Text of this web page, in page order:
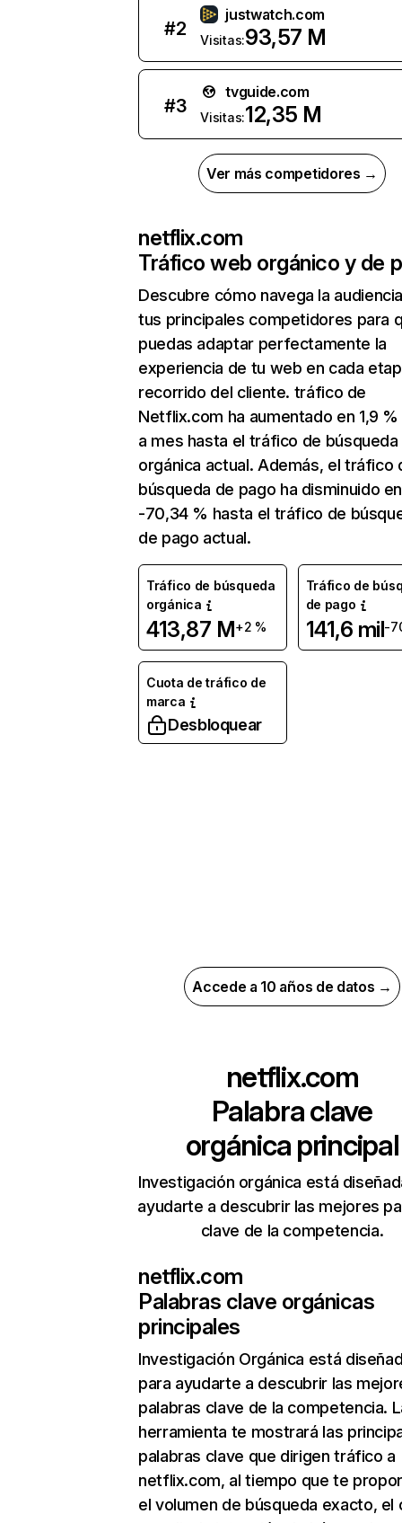
#2
justwatch.com
Visitas:93,57 M
#3
tvguide.com
Visitas:12,35 M
Ver más competidores →
netflix.com
Tráfico web orgánico y de
Descubre cómo navega la
tus principales competidores para
puedas adaptar perfectamente la
experiencia de tu web en cada
recorrido del cliente. tráfico de
Netflix.com ha aumentado en 1,9
a mes hasta el tráfico de búsqueda
orgánica actual. Además, el tráfico
búsqueda de pago ha disminuido en
-70,34 % hasta el tráfico de
de pago actual.
Tráfico de búsqueda
orgánica
413,87 M+2 %
Tráfico de
de pago
141,6 mil-
Cuota de tráfico de
marca
Desbloquear
Accede a 10 años de datos →
netflix.com
Palabra clave
orgánica principal
Investigación orgánica está
ayudarte a descubrir las mejores
clave de la competencia.
netflix.com
Palabras clave orgánicas
principales
Investigación Orgánica está
para ayudarte a descubrir las
palabras clave de la competencia.
herramienta te mostrará las
palabras clave que dirigen tráfico a
netflix.com, al tiempo que te
el volumen de búsqueda exacto, el